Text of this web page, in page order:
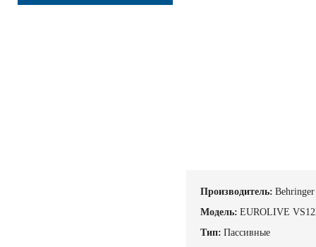
Производитель: Behringer
Модель: EUROLIVE
Тип: Пассивные